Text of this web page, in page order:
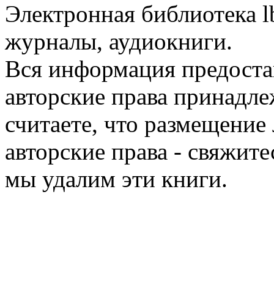
Электронная библиотека
журналы, аудиокниги.
Вся информация
авторские права
считаете, что
авторские права -
мы удалим эти книги.